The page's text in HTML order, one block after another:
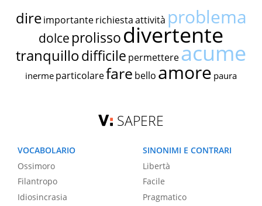
dire importante richiestaattività problema
dolce prolissodivertente
tranquillodifficile permettereacume
inerme particolarefare bello amore paura
SAPERE
VOCABOLARIO
Ossimoro
Filantropo
Idiosincrasia
SINONIMI E CONTRARI
Libertà
Facile
Pragmatico